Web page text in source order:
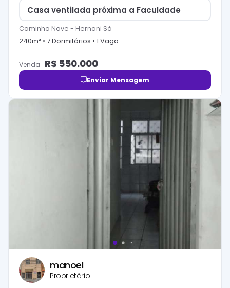
Casa ventilada próxima a Faculdade
Caminho Nove - Hernani Sá
240m² • 7Dormitórios • 1 Vaga
Venda R$ 550.000
Enviar Mensagem
manoel
Proprietário